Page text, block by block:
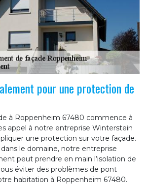
pour une protection de
à Roppenheim 67480 commence à
appel à notre entreprise Winterstein
une protection sur votre façade.
le domaine, notre entreprise
peut prendre en main l’isolation de
éviter des problèmes de pont
habitation à Roppenheim 67480.